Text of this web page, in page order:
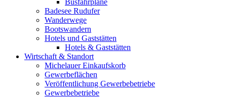
Busfahrpläne
Badesee Rudufer
Wanderwege
Bootswandern
Hotels und Gaststätten
Hotels & Gaststätten
Wirtschaft & Standort
Michelauer Einkaufskorb
Gewerbeflächen
Veröffentlichung Gewerbebetriebe
Gewerbebetriebe